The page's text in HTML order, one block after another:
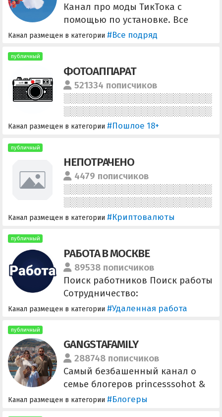
Наш YouTube-канал:
https://www.youtube.com/@Rune
tTimes/
Канал про моды ТикТока с
помощью по установке. Все
новые способы и моды сразу
возникли вопросы - пишите в
чат. По остальным вопросам -
@olisha7
Канал размещен в категории #Все подряд
публичный
ФОТОАППАРАТ
521334 пописчиков
Канал размещен в категории #Пошлое 18+
публичный
НЕПОТРАЧЕНО
4479 пописчиков
Канал размещен в категории #Криптовалюты
публичный
РАБОТА В МОСКВЕ
89538 пописчиков
Поиск работников Поиск работы
Сотрудничество:
@DeportamentMSK
Канал размещен в категории #Удаленная работа
публичный
GANGSTAFAMILY
288748 пописчиков
Самый безбашенный канал о
семье блогеров princesssohot &
archibaldbader, и их блестящую,
Канал размещен в категории #Блогеры